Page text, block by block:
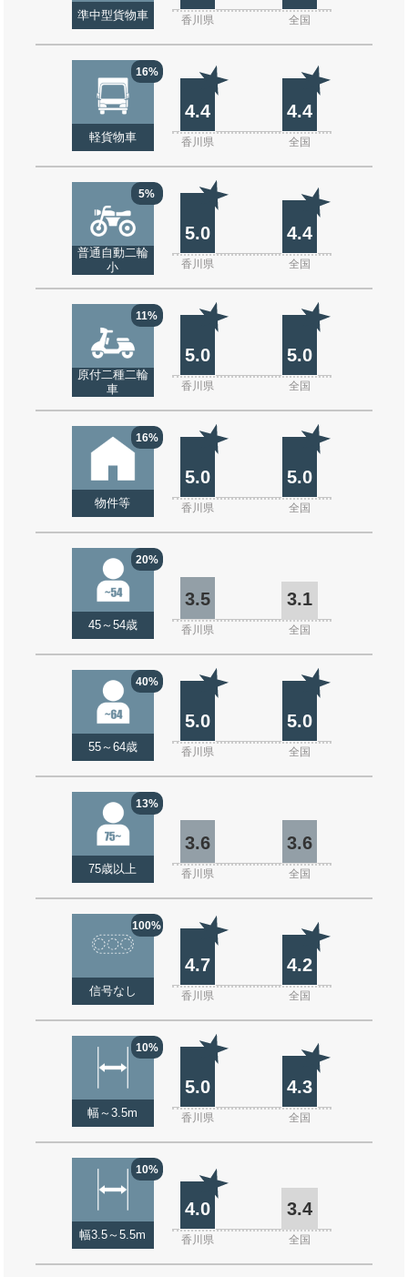
準中型貨物車 香川県 全国
16%
軽貨物車
4.4 4.4
香川県 全国
5%
普通自動二輪
小
5.0 4.4
香川県 全国
11%
原付二種二輪
車
5.0 5.0
香川県 全国
16%
物件等
5.0 5.0
香川県 全国
20%
45～54歳
3.5 3.1
香川県 全国
40%
55～64歳
5.0 5.0
香川県 全国
13%
75歳以上
3.6 3.6
香川県 全国
100%
信号なし
4.7 4.2
香川県 全国
10%
幅～3.5m
5.0 4.3
香川県 全国
10%
幅3.5～5.5m
4.0 3.4
香川県 全国